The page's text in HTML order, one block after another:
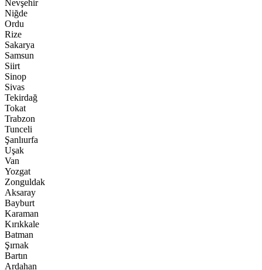
Nevşehir
Niğde
Ordu
Rize
Sakarya
Samsun
Siirt
Sinop
Sivas
Tekirdağ
Tokat
Trabzon
Tunceli
Şanlıurfa
Uşak
Van
Yozgat
Zonguldak
Aksaray
Bayburt
Karaman
Kırıkkale
Batman
Şırnak
Bartın
Ardahan